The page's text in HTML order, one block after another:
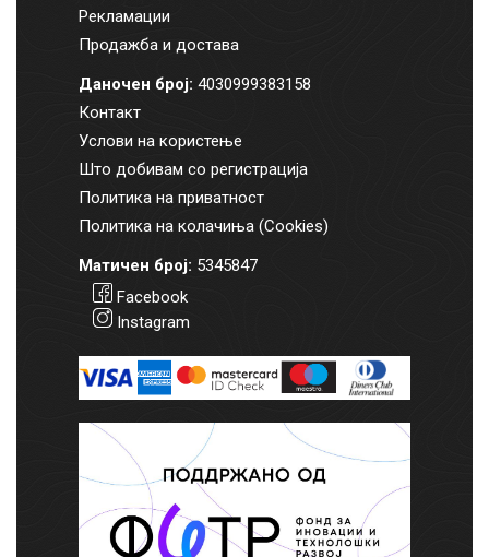
Рекламации
Продажба и достава
Даночен број: 4030999383158
Контакт
Услови на користење
Што добивам со регистрација
Политика на приватност
Политика на колачиња (Cookies)
Матичен број: 5345847
Facebook
Instagram